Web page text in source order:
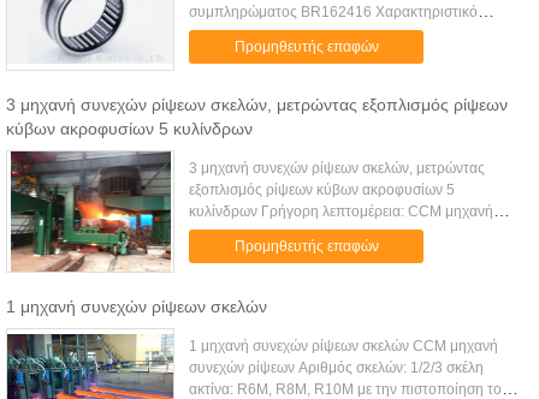
συμπληρώματος BR162416 Χαρακτηριστικό
γνώρισμα προϊόντων: Το ρουλεμάν κυλίνδρων
βελόνων έχει τη μικρή διατομή, υψηλή
Προμηθευτής επαφών
3 μηχανή συνεχών ρίψεων σκελών, μετρώντας εξοπλισμός ρίψεων
κύβων ακροφυσίων 5 κυλίνδρων
3 μηχανή συνεχών ρίψεων σκελών, μετρώντας
εξοπλισμός ρίψεων κύβων ακροφυσίων 5
κυλίνδρων Γρήγορη λεπτομέρεια: CCM μηχανή
συνεχών ρίψεων ακτίνα: R8M Αριθμός σκελών: 3
σκέλη με την πιστοποίηση του ISO 1. Βασικές ...
Προμηθευτής επαφών
1 μηχανή συνεχών ρίψεων σκελών
1 μηχανή συνεχών ρίψεων σκελών CCM μηχανή
συνεχών ρίψεων Αριθμός σκελών: 1/2/3 σκέλη
ακτίνα: R6M, R8M, R10M με την πιστοποίηση του